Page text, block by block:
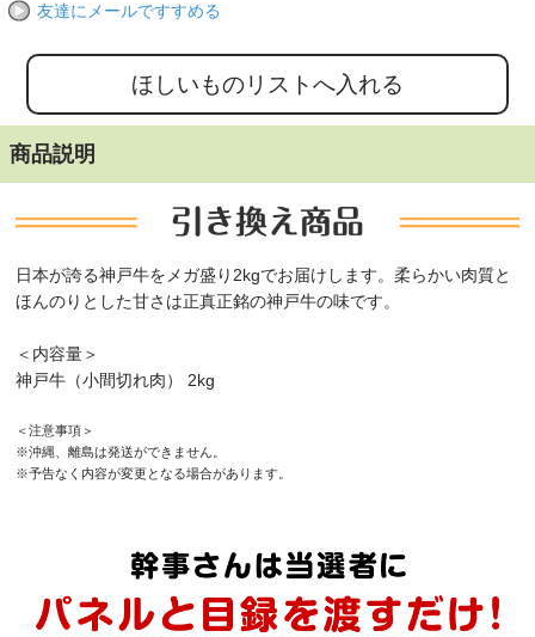
友達にメールですすめる
商品説明
日本が誇る神戸牛をメガ盛り2kgでお届けします。柔らかい肉質と
ほんのりとした甘さは正真正銘の神戸牛の味です。
＜内容量＞
神戸牛（小間切れ肉） 2kg
＜注意事項＞
※沖縄、離島は発送ができません。
※予告なく内容が変更となる場合があります。